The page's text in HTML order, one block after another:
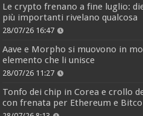
Le crypto frenano a fine luglio:
più importanti rivelano qualcosa
28/07/26 16:47
Aave e Morpho si muovono in
elemento che li unisce
28/07/26 11:27
Tonfo dei chip in Corea e crollo
con frenata per Ethereum e